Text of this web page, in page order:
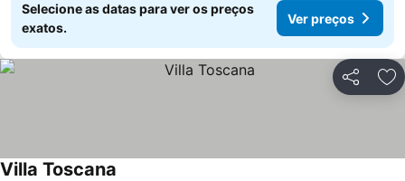
Selecione as datas para ver os preços
exatos.
Ver preços
Partilhar
Villa Toscana